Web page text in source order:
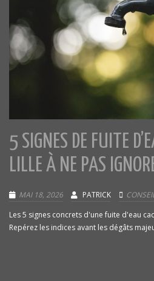
5 SIGNES DE FUITE
LILLE À NE PAS
MAI 18, 2026 PATRICK
Les 5 signes concrets d'une fuite d'eau
Repérez les indices avant les dégâts